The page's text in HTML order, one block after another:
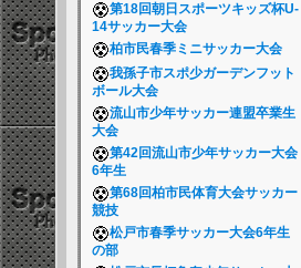
第18回朝日スポーツキッズ杯U-
14サッカー大会
柏市民春季ミニサッカー大会
我孫子市スポ少ガーデンフット
ボール大会
流山市少年サッカー連盟卒業生
大会
第42回流山市少年サッカー大会
6年生
第68回柏市民体育大会サッカー
競技
松戸市春季サッカー大会6年生
の部